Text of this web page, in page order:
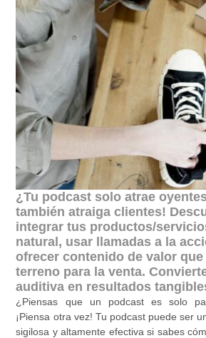
¿Tu podcast solo atrae
también atraiga clientes!
integrar tus productos/
natural, usar llamadas a la
ofrecer contenido de valor que
terreno para la venta.
auditiva en resultados
¿Piensas que un podcast es solo
¡Piensa otra vez! Tu podcast puede ser
sigilosa y altamente efectiva si sabes